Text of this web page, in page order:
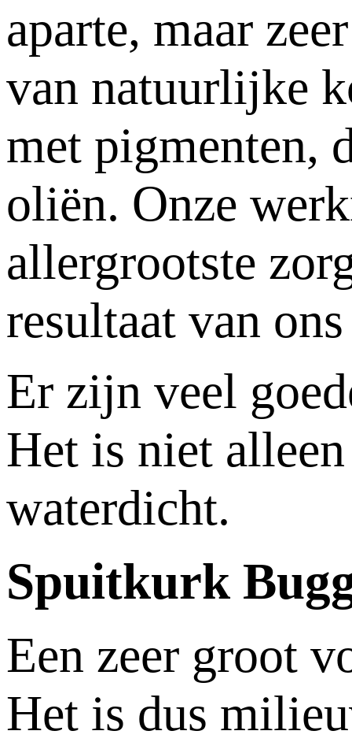
aparte, maar
van natuurlijke
met pigmenten,
oliën. Onze
allergrootste
resultaat van
Er zijn veel
Het is niet
waterdicht.
Spuitkurk
Een zeer groot
Het is dus